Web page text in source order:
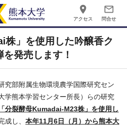
place
アクセス
mail_outline
問合せ
株」を使用した吟醸香ク
発売します！
部附属生物環境農学国際研究セン
学熊本学習センター所長）らの研究
「分裂酵母Kumadai-M23株」を使用し
成し、 本年11月6日（月）から熊本大